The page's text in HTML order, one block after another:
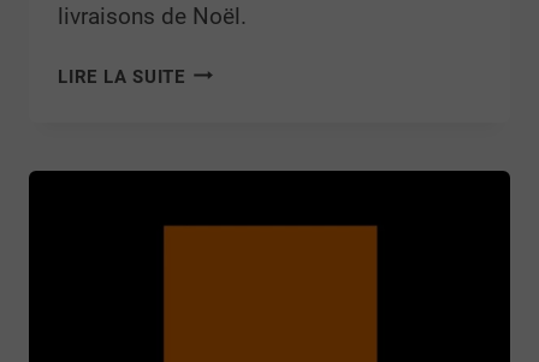
livraisons de Noël.
LIRE LA SUITE